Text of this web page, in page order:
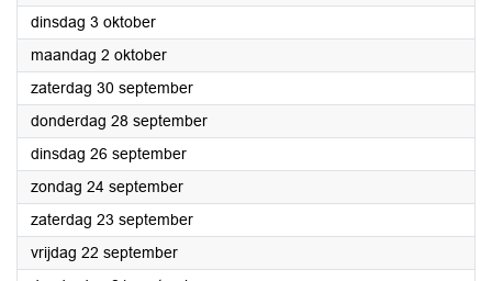
dinsdag 3 oktober2023
maandag 2 oktober2023
zaterdag 30 september2023
donderdag 28 september2023
dinsdag 26 september2023
zondag 24 september2023
zaterdag 23 september2023
vrijdag 22 september2023